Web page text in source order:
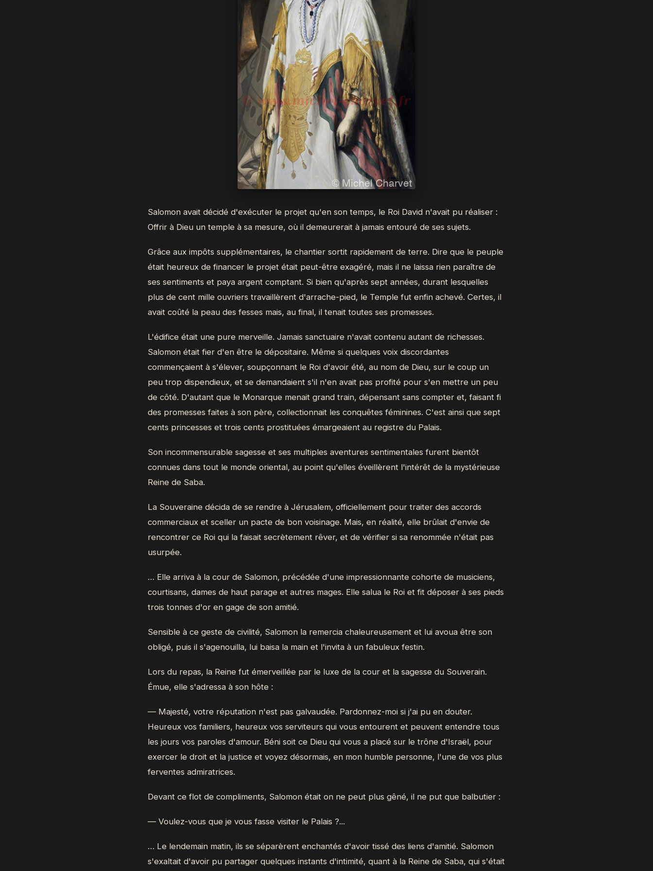
Salomon avait décidé d'exécuter le projet qu'en son temps, le Roi David n'avait pu réaliser :
Offrir à Dieu un temple à sa mesure, où il demeurerait à jamais entouré de ses sujets.
Grâce aux impôts supplémentaires, le chantier sortit rapidement de terre. Dire que le peuple
était heureux de financer le projet était peut-être exagéré, mais il ne laissa rien paraître de
ses sentiments et paya argent comptant. Si bien qu'après sept années, durant lesquelles
plus de cent mille ouvriers travaillèrent d'arrache-pied, le Temple fut enfin achevé. Certes, il
avait coûté la peau des fesses mais, au final, il tenait toutes ses promesses.
L'édifice était une pure merveille. Jamais sanctuaire n'avait contenu autant de richesses.
Salomon était fier d'en être le dépositaire. Même si quelques voix discordantes
commençaient à s'élever, soupçonnant le Roi d'avoir été, au nom de Dieu, sur le coup un
peu trop dispendieux, et se demandaient s'il n'en avait pas profité pour s'en mettre un peu
de côté. D'autant que le Monarque menait grand train, dépensant sans compter et, faisant fi
des promesses faites à son père, collectionnait les conquêtes féminines. C'est ainsi que sept
cents princesses et trois cents prostituées émargeaient au registre du Palais.
Son incommensurable sagesse et ses multiples aventures sentimentales furent bientôt
connues dans tout le monde oriental, au point qu'elles éveillèrent l'intérêt de la mystérieuse
Reine de Saba.
La Souveraine décida de se rendre à Jérusalem, officiellement pour traiter des accords
commerciaux et sceller un pacte de bon voisinage. Mais, en réalité, elle brûlait d'envie de
rencontrer ce Roi qui la faisait secrètement rêver, et de vérifier si sa renommée n'était pas
usurpée.
… Elle arriva à la cour de Salomon, précédée d'une impressionnante cohorte de musiciens,
courtisans, dames de haut parage et autres mages. Elle salua le Roi et fit déposer à ses pieds
trois tonnes d'or en gage de son amitié.
Sensible à ce geste de civilité, Salomon la remercia chaleureusement et lui avoua être son
obligé, puis il s'agenouilla, lui baisa la main et l'invita à un fabuleux festin.
Lors du repas, la Reine fut émerveillée par le luxe de la cour et la sagesse du Souverain.
Émue, elle s'adressa à son hôte :
— Majesté, votre réputation n'est pas galvaudée. Pardonnez-moi si j'ai pu en douter.
Heureux vos familiers, heureux vos serviteurs qui vous entourent et peuvent entendre tous
les jours vos paroles d'amour. Béni soit ce Dieu qui vous a placé sur le trône d'Israël, pour
exercer le droit et la justice et voyez désormais, en mon humble personne, l'une de vos plus
ferventes admiratrices.
Devant ce flot de compliments, Salomon était on ne peut plus gêné, il ne put que balbutier :
— Voulez-vous que je vous fasse visiter le Palais ?...
… Le lendemain matin, ils se séparèrent enchantés d'avoir tissé des liens d'amitié. Salomon
s'exaltait d'avoir pu partager quelques instants d'intimité, quant à la Reine de Saba, qui s'était